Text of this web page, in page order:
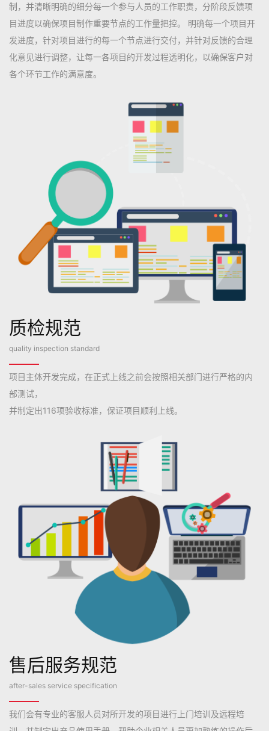
制，并清晰明确的细分每一个参与人员的工作职责，分阶段反馈项
目进度以确保项目制作重要节点的工作量把控。 明确每一个项目开
发进度，针对项目进行的每一个节点进行交付，并针对反馈的合理
化意见进行调整，让每一各项目的开发过程透明化，以确保客户对
各个环节工作的满意度。
质检规范
quality inspection standard
项目主体开发完成，在正式上线之前会按照相关部门进行严格的内
部测试，
并制定出116项验收标准，保证项目顺利上线。
售后服务规范
after-sales service specification
我们会有专业的客服人员对所开发的项目进行上门培训及远程培